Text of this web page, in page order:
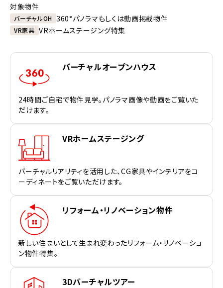
対象物件
バーチャルOH 360°パノラマもしくは動画掲載物件
VR家具 VRホームステージング特集
バーチャルオープンハウス
24時間ご自宅で物件見学。パノラマ画像や動画をご覧いた
だけます。
VRホームステージング
バーチャルリアリティを活用した、CG家具やインテリアをコ
ーディネートをご覧いただけます。
リフォーム・リノベーション物件
新しい住まいとして生まれ変わったリフォーム・リノベーショ
ン物件特集。
3Dバーチャルツアー